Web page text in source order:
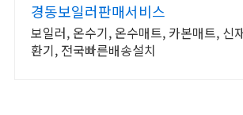
경동보일러판매서비스
보일러, 온수기, 온수매트, 카본매트, 신
환기, 전국빠른배송설치